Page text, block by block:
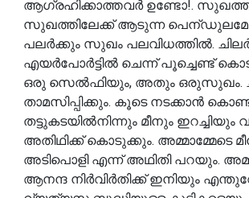
ആഗ്രഹിക്കാത്തവർ ഉണ്ടോ!.
സുഖത്തിലേക്ക് ആടുന്ന പെന്ഡുലമോ
പലർക്കും സുഖം പലവിധത്തിൽ.
എയർപോർട്ടിൽ ചെന്ന് പൂച്ചെണ്ട്
ഒരു സെൽഫിയും, അതും ഒരുസുഖം.
താമസിപ്പിക്കും. കൂടെ നടക്കാൻ
തട്ടുകടയിൽനിന്നും മീനും ഇറച്ചിയും
അതിഥിക്ക് കൊടുക്കും. അമ്മാമ്മേടെ
അടിപൊളി എന്ന് അഥിതി പറയും.
ആനന്ദ നിർവിർതിക്ക് ഇനിയും